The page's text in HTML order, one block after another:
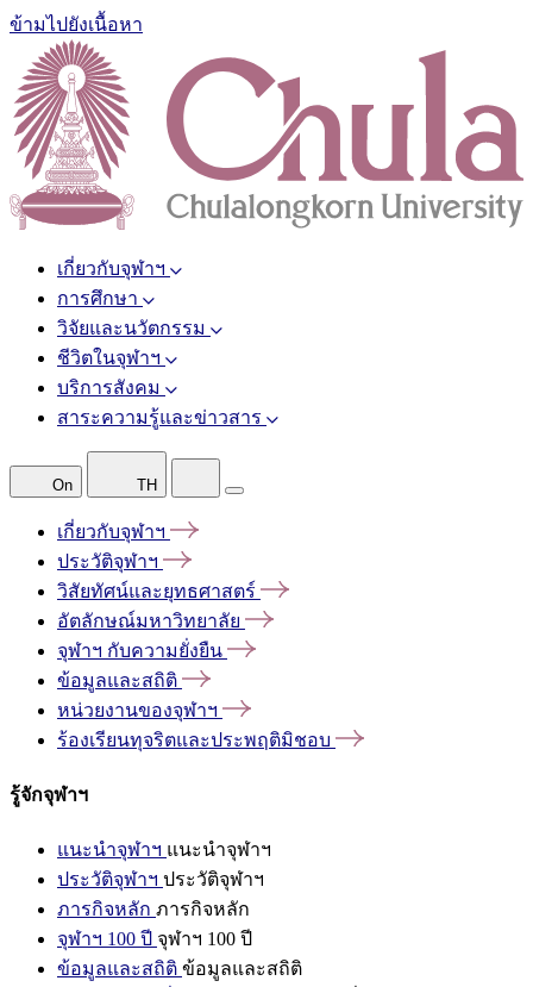
ข้ามไปยังเนื้อหา
เกี่ยวกับจุฬาฯ
การศึกษา
วิจัยและนวัตกรรม
ชีวิตในจุฬาฯ
บริการสังคม
สาระความรู้และข่าวสาร
On TH
เกี่ยวกับจุฬาฯ
ประวัติจุฬาฯ
วิสัยทัศน์และยุทธศาสตร์
อัตลักษณ์มหาวิทยาลัย
จุฬาฯ กับความยั่งยืน
ข้อมูลและสถิติ
หน่วยงานของจุฬาฯ
ร้องเรียนทุจริตและประพฤติมิชอบ
รู้จักจุฬาฯ
แนะนำจุฬาฯ แนะนำจุฬาฯ
ประวัติจุฬาฯ ประวัติจุฬาฯ
ภารกิจหลัก ภารกิจหลัก
จุฬาฯ 100 ปี จุฬาฯ 100 ปี
ข้อมูลและสถิติ ข้อมูลและสถิติ